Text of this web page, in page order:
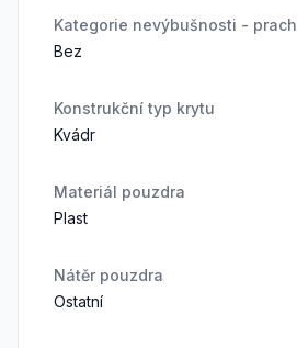
Kategorie nevýbušnosti - prach
Bez
Konstrukční typ krytu
Kvádr
Materiál pouzdra
Plast
Nátěr pouzdra
Ostatní